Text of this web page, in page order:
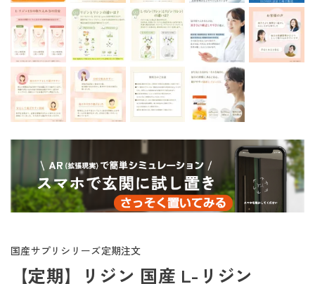
国産サプリシリーズ定期注文
【定期】リジン 国産 L-リジン